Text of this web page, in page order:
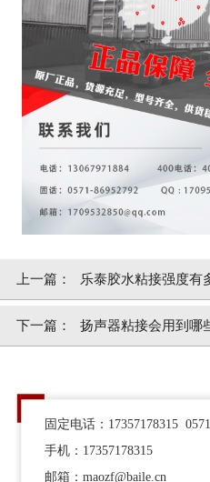
上一篇： 乐泰胶水粘接强度有
乐粘胶]
下一篇： 扬声器粘接会用到哪
固定电话：17357178315
手机：17357178315
邮箱：maozf@baile.cn